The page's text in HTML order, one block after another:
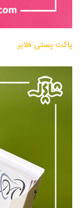
پاکت پستی فلایر